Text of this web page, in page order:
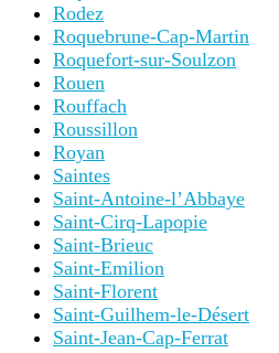
Rodez
Roquebrune-Cap-Martin
Roquefort-sur-Soulzon
Rouen
Rouffach
Roussillon
Royan
Saintes
Saint-Antoine-l’Abbaye
Saint-Cirq-Lapopie
Saint-Brieuc
Saint-Emilion
Saint-Florent
Saint-Guilhem-le-Désert
Saint-Jean-Cap-Ferrat